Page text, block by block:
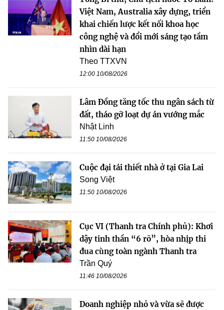
Việt Nam, Australia xây dựng, triển
khai chiến lược kết nối khoa học
công nghệ và đổi mới sáng tạo tầm
nhìn dài hạn
Theo TTXVN
12:00 10/08/2026
Lâm Đồng tăng tốc thu ngân sách từ
đất, tháo gỡ loạt dự án vướng mắc
Nhật Linh
11:50 10/08/2026
Cuộc đại tái thiết nhà ở tại Gia Lai
Song Việt
11:50 10/08/2026
Cục VI (Thanh tra Chính phủ): Khơi
dậy tinh thần “6 rõ”, hòa nhịp thi
đua cùng toàn ngành Thanh tra
Trần Quý
11:46 10/08/2026
Doanh nghiệp nhỏ và vừa sẽ được